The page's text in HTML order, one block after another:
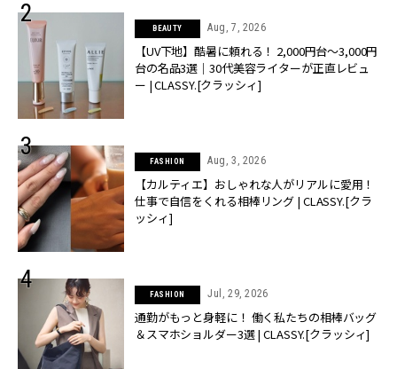
BEAUTY Aug, 7, 2026
【UV下地】酷暑に頼れる！ 2,000円台〜3,000円
台の名品3選｜30代美容ライターが正直レビュ
ー | CLASSY.[クラッシィ]
FASHION Aug, 3, 2026
【カルティエ】おしゃれな人がリアルに愛用！
仕事で自信をくれる相棒リング | CLASSY.[クラ
ッシィ]
FASHION Jul, 29, 2026
通勤がもっと身軽に！ 働く私たちの相棒バッグ
＆スマホショルダー3選 | CLASSY.[クラッシィ]